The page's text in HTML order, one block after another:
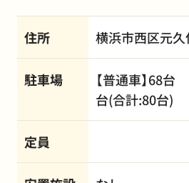
住所 横浜市西区元
駐車場
【普通車】68台
台(合計:80台)
定員